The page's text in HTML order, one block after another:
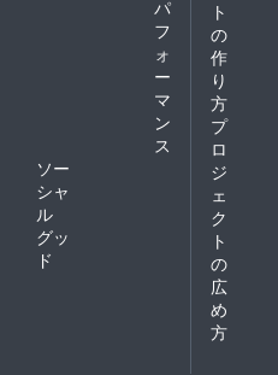
パ
フ
ォ
ー
マ
ン
ス
ソー
シャ
ル
グッ
ド
ト
の
作
り
方
プ
ロ
ジ
ェ
ク
ト
の
広
め
方